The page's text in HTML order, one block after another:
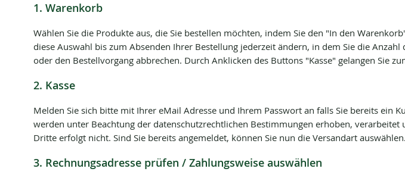
1. Warenkorb
Wählen Sie die Produkte aus, die Sie bestellen möchten, indem Sie den "In den
diese Auswahl bis zum Absenden Ihrer Bestellung jederzeit ändern, in dem Sie die
oder den Bestellvorgang abbrechen. Durch Anklicken des Buttons "Kasse" gelangen Sie
2. Kasse
Melden Sie sich bitte mit Ihrer eMail Adresse und Ihrem Passwort an falls Sie bereits ein
werden unter Beachtung der datenschutzrechtlichen Bestimmungen erhoben, verarbeitet
Dritte erfolgt nicht. Sind Sie bereits angemeldet, können Sie nun die Versandart
3. Rechnungsadresse prüfen / Zahlungsweise auswählen